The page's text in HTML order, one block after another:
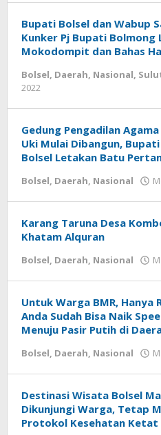
Bupati Bolsel dan Wabup
Kunker Pj Bupati Bolmong
Mokodompit dan Bahas
Bolsel, Daerah, Nasional,
2022
Gedung Pengadilan
Uki Mulai Dibangun,
Bolsel Letakan Batu
Bolsel, Daerah, Nasional
Karang Taruna Desa
Khatam Alquran
Bolsel, Daerah, Nasional
Untuk Warga BMR, Hanya
Anda Sudah Bisa Naik
Menuju Pasir Putih di
Bolsel, Daerah, Nasional
Destinasi Wisata Bolsel
Dikunjungi Warga, Tetap
Protokol Kesehatan Ketat